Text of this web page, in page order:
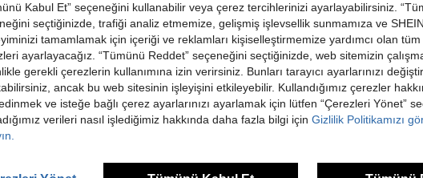
Ürünler
Kabul Et” seçeneğini kullanabilir veya çerez tercihlerinizi ayarlayabilirsiniz.
seçtiğinizde, trafiği analiz etmemize, gelişmiş işlevsellik sunmamıza ve
tamamlamak için içeriği ve reklamları kişiselleştirmemize yardımcı olan tüm
ayarlayacağız. “Tümünü Reddet” seçeneğini seçtiğinizde, web sitemizin
gerekli çerezlerin kullanımına izin verirsiniz. Bunları tarayıcı ayarlarınızı
ancak bu web sitesinin işleyişini etkileyebilir. Kullandığımız çerezler
ve isteğe bağlı çerez ayarlarınızı ayarlamak için lütfen “Çerezleri Yönet”
verileri nasıl işlediğimiz hakkında daha fazla bilgi için Gizlilik Politikamızı